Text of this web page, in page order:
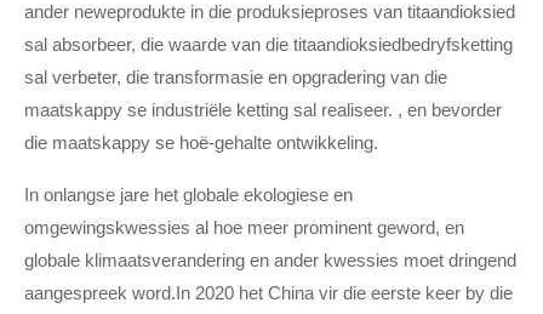
ander neweprodukte in die produksieproses van titaandioksied
sal absorbeer, die waarde van die titaandioksiedbedryfsketting
sal verbeter, die transformasie en opgradering van die
maatskappy se industriële ketting sal realiseer. , en bevorder
die maatskappy se hoë-gehalte ontwikkeling.
In onlangse jare het globale ekologiese en
omgewingskwessies al hoe meer prominent geword, en
globale klimaatsverandering en ander kwessies moet dringend
aangespreek word.In 2020 het China vir die eerste keer by die